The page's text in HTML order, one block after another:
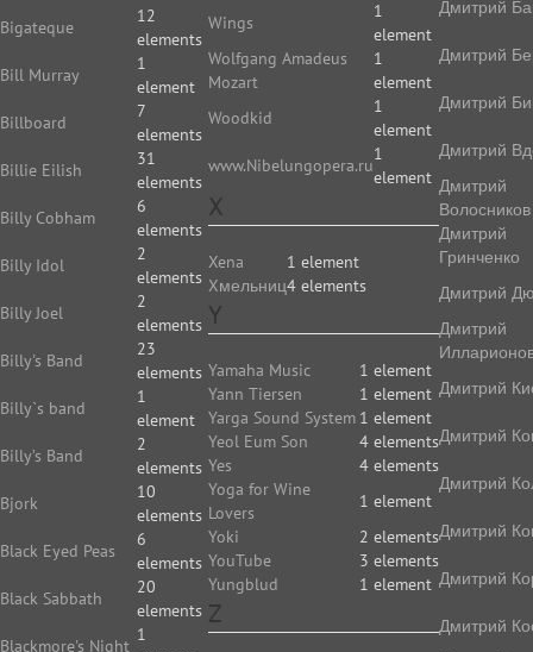
Bigateque
12
elements
Bill Murray
1
element
Billboard
7
elements
Billie Eilish
31
elements
Billy Cobham
6
elements
Billy Idol
2
elements
Billy Joel
2
elements
Billy's Band
23
elements
Billy`s band
1
element
Billy’s Band
2
elements
Bjork
10
elements
Black Eyed Peas
6
elements
Black Sabbath
20
elements
Blackmore's Night
1
Wings
1
element
Wolfgang Amadeus
Mozart
1
element
Woodkid
1
element
www.Nibelungopera.ru
1
element
X
Xena
1 element
Xмельниц4 elements
Y
Yamaha Music
1 element
Yann Tiersen
1 element
Yarga Sound System 1 element
Yeol Eum Son
4 elements
Yes
4 elements
Yoga for Wine
Lovers
1 element
Yoki
2 elements
YouTube
3 elements
Yungblud
1 element
Z
Дмитрий
Дмитрий
Дмитрий
Дмитрий
Дмитрий
Волосников
Дмитрий
Гринченко
Дмитрий
Дмитрий
Дмитрий
Дмитрий
Дмитрий
Дмитрий
Дмитрий
Дмитрий